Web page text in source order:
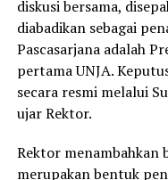
diskusi bersama,
diabadikan sebagai
Pascasarjana adalah
pertama UNJA.
secara resmi melalui
ujar Rektor.
Rektor menambahkan
merupakan bentuk